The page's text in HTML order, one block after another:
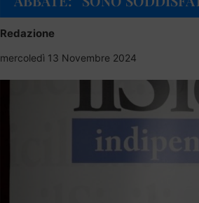
Redazione
mercoledì 13 Novembre 2024